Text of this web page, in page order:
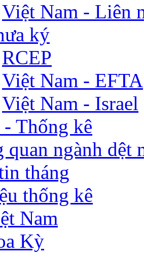
Việt Nam - Liên
ký
RCEP
Việt Nam - EFTA
Việt Nam - Israel
Thống kê
quan ngành dệt
tháng
thống kê
Nam
Kỳ